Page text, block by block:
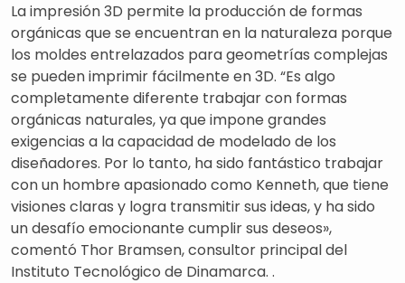
La impresión 3D permite la producción de formas
orgánicas que se encuentran en la naturaleza porque
los moldes entrelazados para geometrías complejas
se pueden imprimir fácilmente en 3D. “Es algo
completamente diferente trabajar con formas
orgánicas naturales, ya que impone grandes
exigencias a la capacidad de modelado de los
diseñadores. Por lo tanto, ha sido fantástico trabajar
con un hombre apasionado como Kenneth, que tiene
visiones claras y logra transmitir sus ideas, y ha sido
un desafío emocionante cumplir sus deseos»,
comentó Thor Bramsen, consultor principal del
Instituto Tecnológico de Dinamarca. .